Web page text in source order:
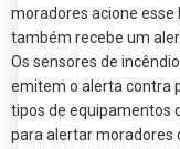
moradores acione
também recebe um
Os sensores de
emitem o alerta contra
tipos de equipamentos
para alertar moradores